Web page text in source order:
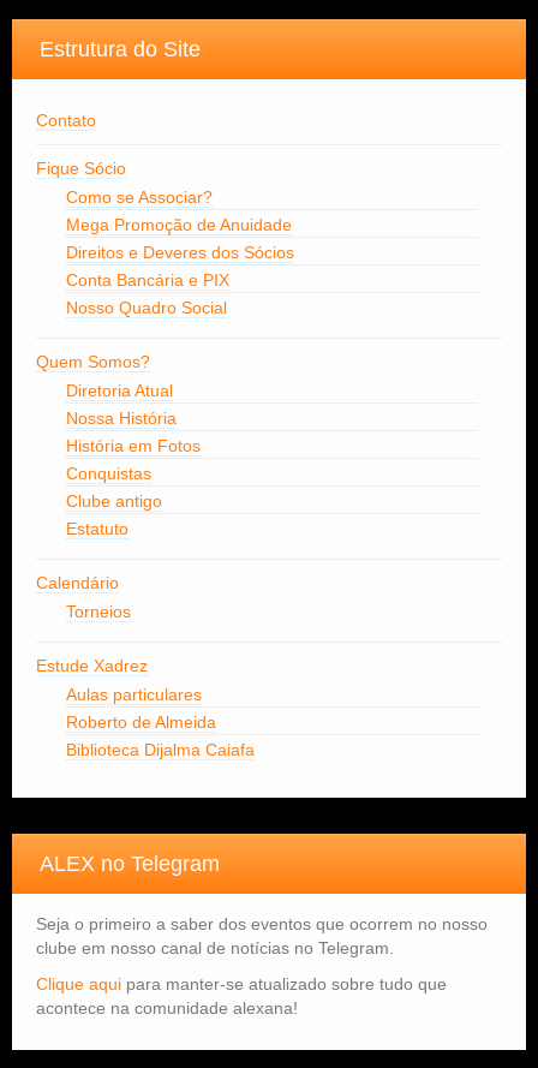
Estrutura do Site
Contato
Fique Sócio
Como se Associar?
Mega Promoção de Anuidade
Direitos e Deveres dos Sócios
Conta Bancária e PIX
Nosso Quadro Social
Quem Somos?
Diretoria Atual
Nossa História
História em Fotos
Conquistas
Clube antigo
Estatuto
Calendário
Torneios
Estude Xadrez
Aulas particulares
Roberto de Almeida
Biblioteca Dijalma Caiafa
ALEX no Telegram
Seja o primeiro a saber dos eventos que ocorrem no nosso
clube em nosso canal de notícias no Telegram.
Clique aqui para manter-se atualizado sobre tudo que
acontece na comunidade alexana!